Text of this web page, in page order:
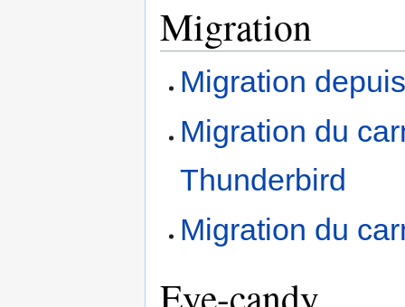
Migration
Migration
Migration du
Thunderbird
Migration du